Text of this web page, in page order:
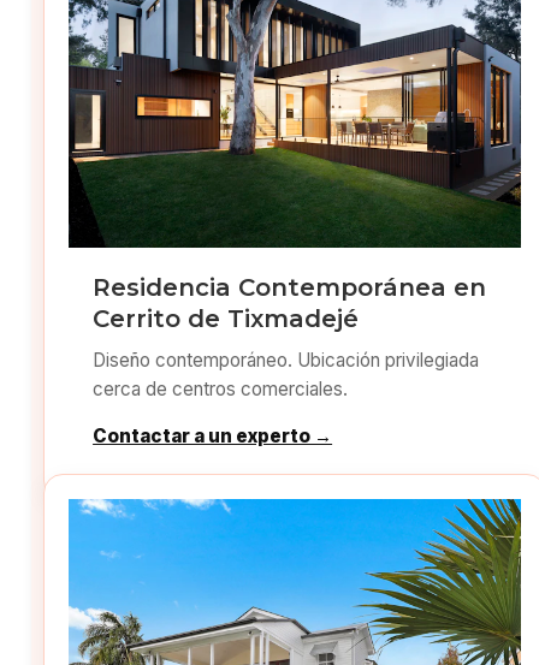
Residencia Contemporánea en
Cerrito de Tixmadejé
Diseño contemporáneo. Ubicación privilegiada
cerca de centros comerciales.
Contactar a un experto →